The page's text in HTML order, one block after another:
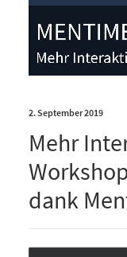
2. September 2019
Mehr
dank